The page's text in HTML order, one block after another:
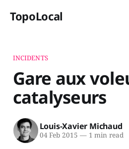
TopoLocal
INCIDENTS
Gare aux
catalyseurs
Louis-Xavier Michaud
04 Feb 2015 —1 min read